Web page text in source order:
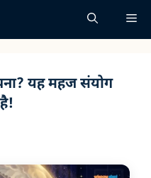
यह महज संयोग